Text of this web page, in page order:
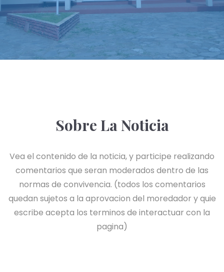
Sobre La Noticia
Vea el contenido de la noticia, y participe realizando
comentarios que seran moderados dentro de las
normas de convivencia. (todos los comentarios
quedan sujetos a la aprovacion del moredador y quie
escribe acepta los terminos de interactuar con la
pagina)